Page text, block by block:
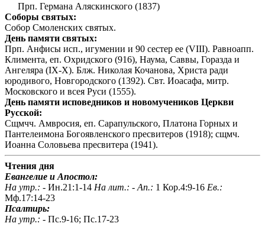
Прп. Германа Аляскинского (1837)
Соборы святых:
Собор Смоленских святых.
День памяти святых:
Прп. Анфисы исп., игумении и 90 сестер ее (VIII). Равноапп.
Климента, еп. Охридского (916), Наума, Саввы, Горазда и
Ангеляра (IX-X). Блж. Николая Кочанова, Христа ради
юродивого, Новгородского (1392). Свт. Иоасафа, митр.
Московского и всея Руси (1555).
День памяти исповедников и новомучеников Церкви
Русской:
Сщмчч. Амвросия, еп. Сарапульского, Платона Горных и
Пантелеимона Богоявленского пресвитеров (1918); сщмч.
Иоанна Соловьева пресвитера (1941).
Чтения дня
Евангелие и Апостол:
На утр.: - Ин.21:1-14 На лит.: - Ап.: 1 Кор.4:9-16 Ев.:
Мф.17:14-23
Псалтирь:
На утр.: - Пс.9-16; Пс.17-23